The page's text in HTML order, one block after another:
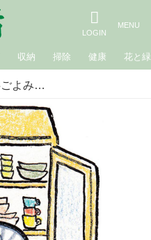
収納 掃除 健康 花と緑
「虫干し」｜家仕事ごよみ［10〜11月］